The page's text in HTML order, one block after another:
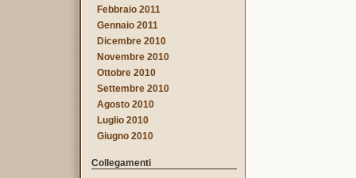
Febbraio 2011
Gennaio 2011
Dicembre 2010
Novembre 2010
Ottobre 2010
Settembre 2010
Agosto 2010
Luglio 2010
Giugno 2010
Collegamenti